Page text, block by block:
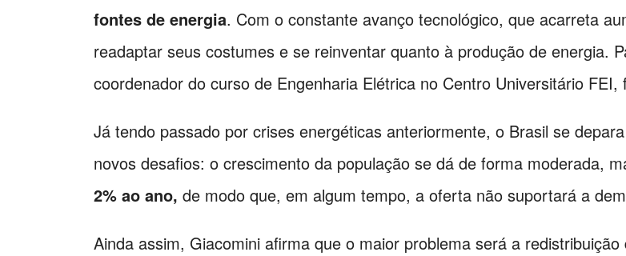
fontes de energia. Com o constante avanço tecnológico, que acarreta
readaptar seus costumes e se reinventar quanto à produção de energia.
coordenador do curso de Engenharia Elétrica no Centro Universitário FEI,
Já tendo passado por crises energéticas anteriormente, o Brasil se
novos desafios: o crescimento da população se dá de forma moderada,
2% ao ano, de modo que, em algum tempo, a oferta não suportará a
Ainda assim, Giacomini afirma que o maior problema será a